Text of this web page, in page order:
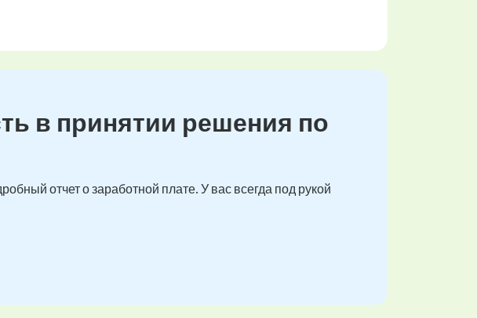
в принятии решения по
отчет о заработной плате. У вас всегда под рукой